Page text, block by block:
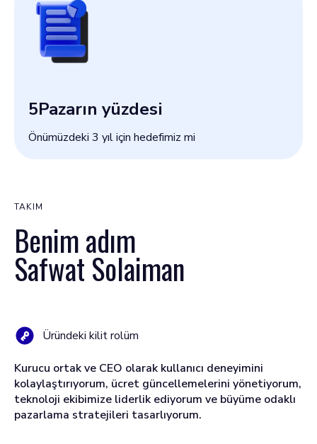
5Pazarın yüzdesi
Önümüzdeki 3 yıl için hedefimiz mi
TAKIM
Benim adım
Safwat Solaiman
Üründeki kilit rolüm
Kurucu ortak ve CEO olarak kullanıcı deneyimini
kolaylaştırıyorum, ücret güncellemelerini yönetiyorum,
teknoloji ekibimize liderlik ediyorum ve büyüme odaklı
pazarlama stratejileri tasarlıyorum.